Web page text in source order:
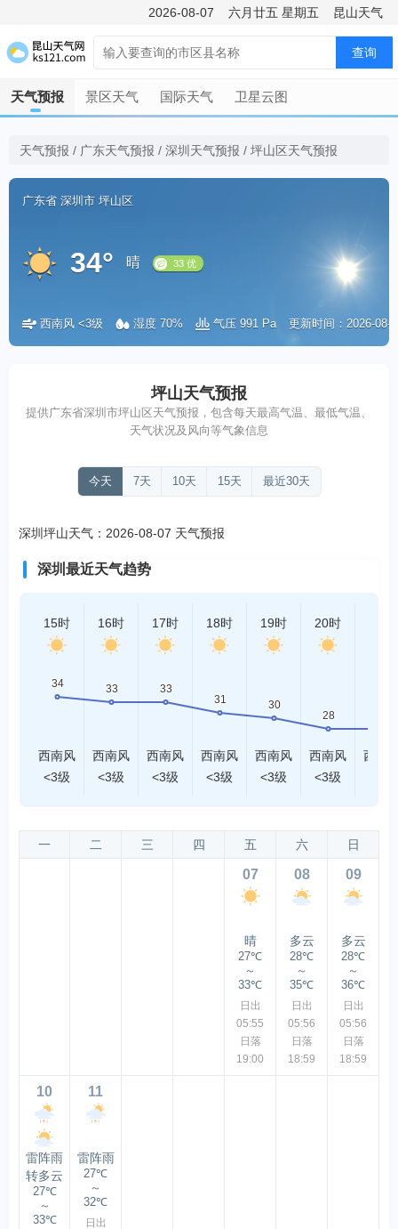
2026-08-07 六月廿五 星期五 昆山天气
查询
天气预报 景区天气 国际天气 卫星云图
天气预报 / 广东天气预报 / 深圳天气预报 / 坪山区天气预报
广东省 深圳市 坪山区
34° 晴
33 优
西南风 <3级 湿度 70% 气压 991 Pa 更新时间：2026-08-
坪山天气预报
提供广东省深圳市坪山区天气预报，包含每天最高气温、最低气温、
天气状况及风向等气象信息
今天 7天 10天 15天 最近30天
深圳坪山天气：2026-08-07 天气预报
深圳最近天气趋势
15时
西南风
<3级
16时
西南风
<3级
17时
西南风
<3级
18时
西南风
<3级
19时
西南风
<3级
20时
西南风
<3级
西南
一 二 三 四 五 六 日
07
晴
27℃
～
33℃
日出
05:55
日落
19:00
08
多云
28℃
～
35℃
日出
05:56
日落
18:59
09
多云
28℃
～
36℃
日出
05:56
日落
18:59
10
雷阵雨
转多云
27℃
～
33℃
11
雷阵雨
27℃
～
32℃
日出